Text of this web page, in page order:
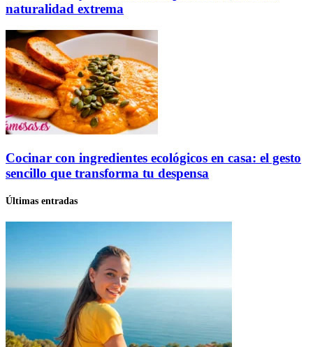
naturalidad extrema
Cocinar con ingredientes ecológicos en casa: el gesto
sencillo que transforma tu despensa
Últimas entradas